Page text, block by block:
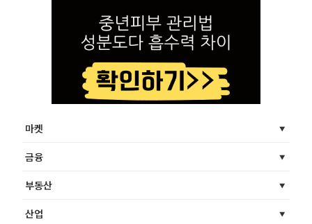
마켓
금융
부동산
산업